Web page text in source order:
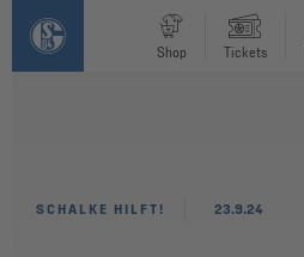
Shop Tickets
SCHALKE HILFT! 23.9.24